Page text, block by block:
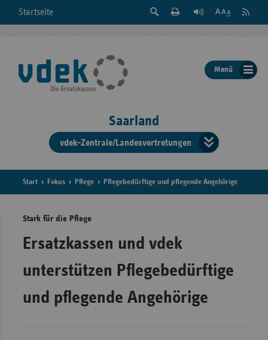
Startseite
Suche
der
Seite
Feed
Menü
Saarland
vdek-Zentrale/Landesvertretungen
der
Start Fokus Pflege Pflegebedürftige und pflegende Angehörige
Stark für die Pflege
Ersatzkassen und vdek
unterstützen Pflegebedürftige
und pflegende Angehörige